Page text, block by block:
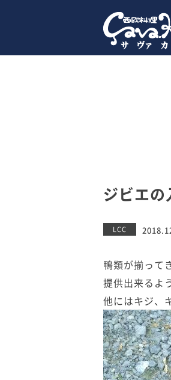
ジビエ
LCC
鴨類が揃って
提供出来るよ
他にはキジ、